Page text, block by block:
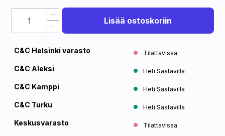
Lisää ostoskoriin
C&C Helsinki varasto Tilattavissa
C&C Aleksi Heti Saatavilla
C&C Kamppi Heti Saatavilla
C&C Turku Heti Saatavilla
Keskusvarasto Tilattavissa